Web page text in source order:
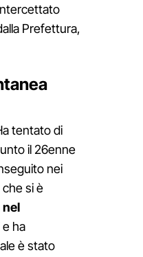
Prefettura,
tentato di
il 26enne
nei
che si è
nel
ha
è stato